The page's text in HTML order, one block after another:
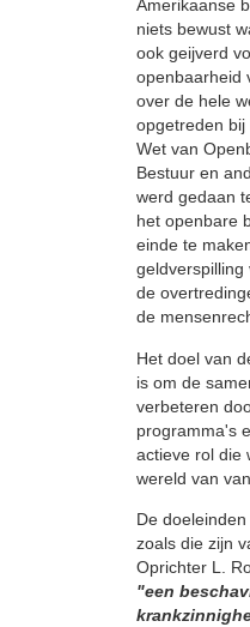
Amerikaanse
niets bewust
ook geijverd
openbaarheid
over de hele
opgetreden
Wet van
Bestuur en
werd gedaan
het openbare
einde te
geldverspilling
de
de
Het doel van
is om de
verbeteren
programma's
actieve rol die
wereld van
De doeleinden
zoals die zijn
Oprichter L.
"een